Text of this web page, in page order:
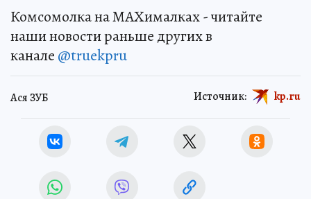
Комсомолка на MAXималках - читайте
наши новости раньше других в
канале @truekpru
Ася ЗУБ Источник: kp.ru